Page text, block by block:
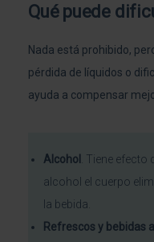
Qué puede
Nada está prohibido,
pérdida de líquidos o
ayuda a compensar
Alcohol
. Tiene
alcohol el cuerpo
la bebida.
Refrescos y bebidas